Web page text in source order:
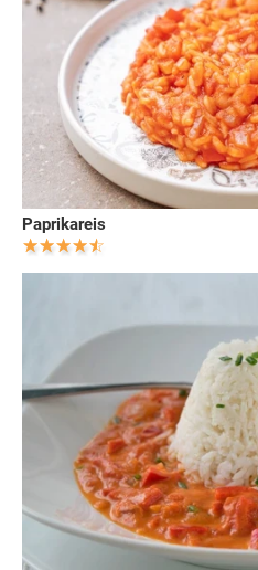
Paprikareis